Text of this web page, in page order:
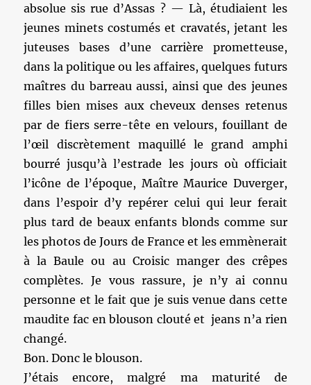
absolue sis rue d’Assas ? — Là, étudiaient les
jeunes minets costumés et cravatés, jetant les
juteuses bases d’une carrière prometteuse,
dans la politique ou les affaires, quelques futurs
maîtres du barreau aussi, ainsi que des jeunes
filles bien mises aux cheveux denses retenus
par de fiers serre-tête en velours, fouillant de
l’œil discrètement maquillé le grand amphi
bourré jusqu’à l’estrade les jours où officiait
l’icône de l’époque, Maître Maurice Duverger,
dans l’espoir d’y repérer celui qui leur ferait
plus tard de beaux enfants blonds comme sur
les photos de Jours de France et les emmènerait
à la Baule ou au Croisic manger des crêpes
complètes. Je vous rassure, je n’y ai connu
personne et le fait que je suis venue dans cette
maudite fac en blouson clouté et jeans n’a rien
changé.
Bon. Donc le blouson.
J’étais encore, malgré ma maturité de